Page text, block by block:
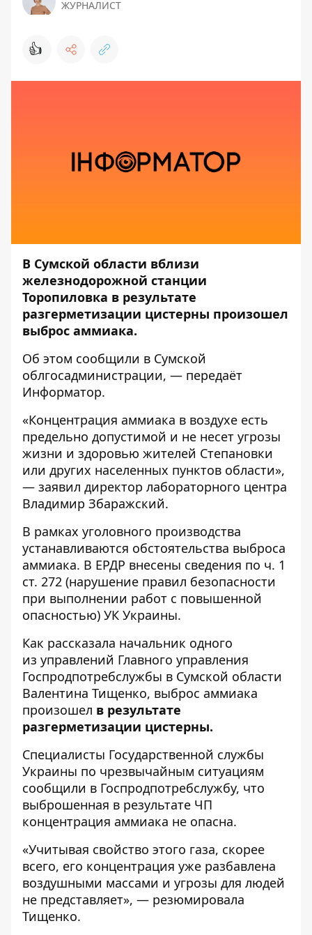
ЖУРНАЛИСТ
👍
В Сумской области вблизи
железнодорожной станции
Торопиловка в результате
разгерметизации цистерны произошел
выброс аммиака.
Об этом сообщили в Сумской
облгосадминистрации, — передаёт
Информатор.
«Концентрация аммиака в воздухе есть
предельно допустимой и не несет угрозы
жизни и здоровью жителей Степановки
или других населенных пунктов области»,
— заявил директор лабораторного центра
Владимир Збаражский.
В рамках уголовного производства
устанавливаются обстоятельства выброса
аммиака. В ЕРДР внесены сведения по ч. 1
ст. 272 (нарушение правил безопасности
при выполнении работ с повышенной
опасностью) УК Украины.
Как рассказала начальник одного
из управлений Главного управления
Госпродпотребслужбы в Сумской области
Валентина Тищенко, выброс аммиака
произошел в результате
разгерметизации цистерны.
Специалисты Государственной службы
Украины по чрезвычайным ситуациям
сообщили в Госпродпотребслужбу, что
выброшенная в результате ЧП
концентрация аммиака не опасна.
«Учитывая свойство этого газа, скорее
всего, его концентрация уже разбавлена
воздушными массами и угрозы для людей
не представляет», — резюмировала
Тищенко.